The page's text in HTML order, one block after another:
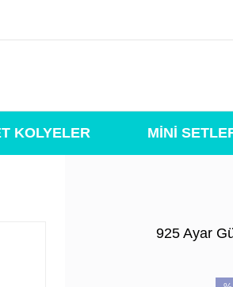
KOLYELER MİNİ
925 Ayar